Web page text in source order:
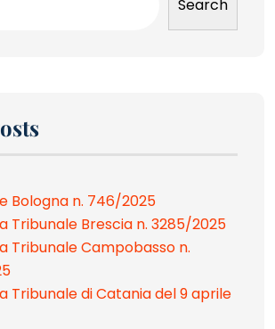
Search
Bologna n. 746/2025
Tribunale Brescia n. 3285/2025
Tribunale Campobasso n.
Tribunale di Catania del 9 aprile